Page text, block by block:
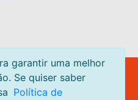
Leilões acontecendo
garantir uma melhor
Se quiser saber
Política de